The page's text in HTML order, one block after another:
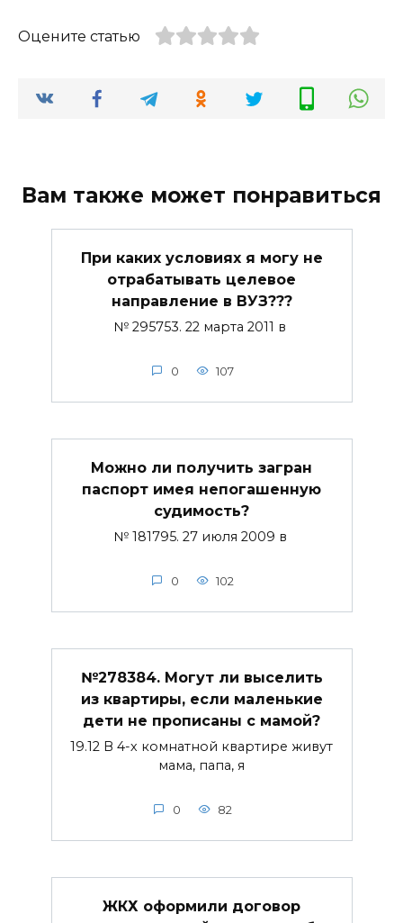
Оцените статью
Вам также может понравиться
При каких условиях я могу не
отрабатывать целевое
направление в ВУЗ???
№ 295753. 22 марта 2011 в
0 107
Можно ли получить загран
паспорт имея непогашенную
судимость?
№ 181795. 27 июля 2009 в
0 102
№278384. Могут ли выселить
из квартиры, если маленькие
дети не прописаны с мамой?
19.12 В 4-х комнатной квартире живут
мама, папа, я
0 82
ЖКХ оформили договор